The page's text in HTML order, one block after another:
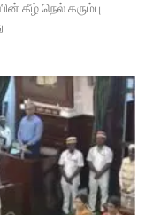
கீழ் நெல் கரும்பு